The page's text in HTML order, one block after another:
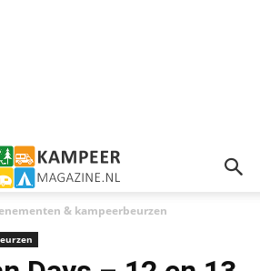
& kampeerbeurzen